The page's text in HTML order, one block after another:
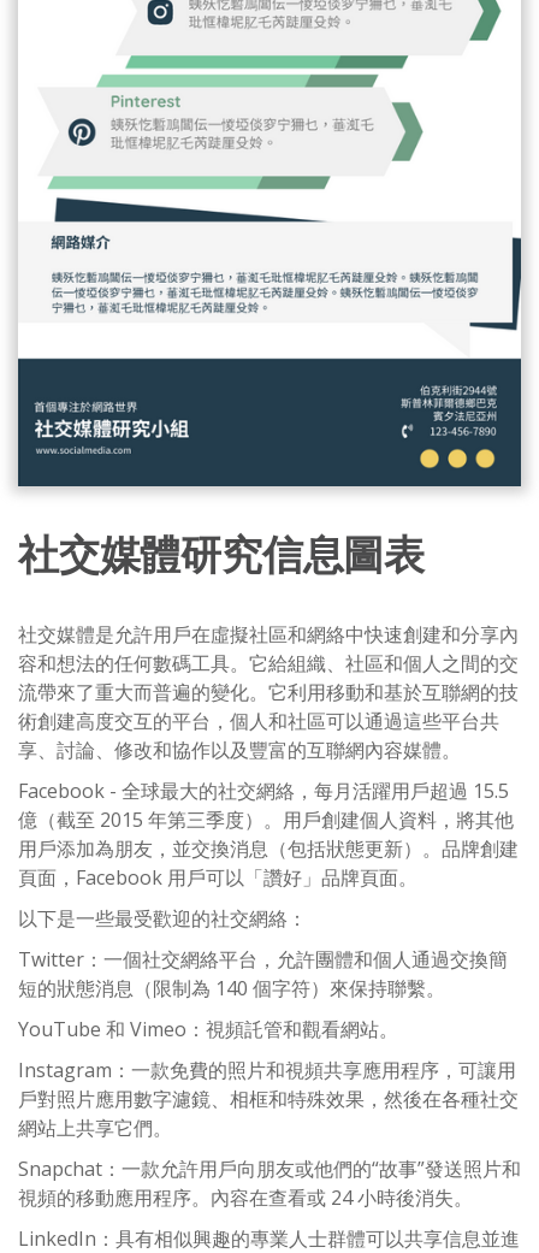
社交媒體研究信息圖表
社交媒體是允許用戶在虛擬社區和網絡中快速創建和分享內
容和想法的任何數碼工具。它給組織、社區和個人之間的交
流帶來了重大而普遍的變化。它利用移動和基於互聯網的技
術創建高度交互的平台，個人和社區可以通過這些平台共
享、討論、修改和協作以及豐富的互聯網內容媒體。
Facebook - 全球最大的社交網絡，每月活躍用戶超過 15.5
億（截至 2015 年第三季度）。用戶創建個人資料，將其他
用戶添加為朋友，並交換消息（包括狀態更新）。品牌創建
頁面，Facebook 用戶可以「讚好」品牌頁面。
以下是一些最受歡迎的社交網絡：
Twitter：一個社交網絡平台，允許團體和個人通過交換簡
短的狀態消息（限制為 140 個字符）來保持聯繫。
YouTube 和 Vimeo：視頻託管和觀看網站。
Instagram：一款免費的照片和視頻共享應用程序，可讓用
戶對照片應用數字濾鏡、相框和特殊效果，然後在各種社交
網站上共享它們。
Snapchat：一款允許用戶向朋友或他們的“故事”發送照片和
視頻的移動應用程序。內容在查看或 24 小時後消失。
LinkedIn：具有相似興趣的專業人士群體可以共享信息並進